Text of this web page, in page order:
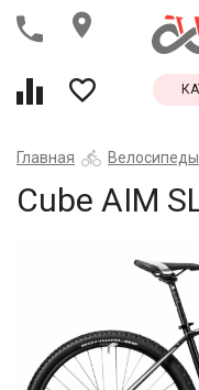
Главная Велосипеды
Cube AIM